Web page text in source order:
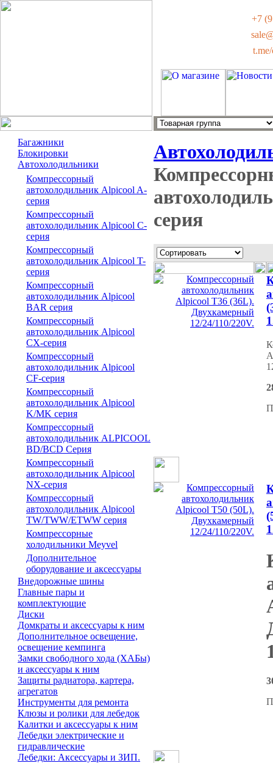
+7
Багажники
Блокировки
Автохолодильники
Компрессорный
автохолодильник Alpicool A-
серия
Компрессорный
автохолодильник Alpicool С-
серия
Компрессорный
автохолодильник Alpicool T-
серия
Компрессорный
автохолодильник Alpicool
BAR серия
Компрессорный
автохолодильник Alpicool
CX-серия
Компрессорный
автохолодильник Alpicool
CF-серия
Компрессорный
автохолодильник Alpicool
K/MK серия
Компрессорный
автохолодильник ALPICOOL
BD/BCD Серия
Компрессорный
автохолодильник Alpicool
NX-серия
Компрессорный
автохолодильник Alpicool
TW/TWW/ETWW серия
Компрессорные
холодильники Meyvel
Дополнительное
оборудование и аксессуары
Внедорожные шины
Главные пары и
комплектующие
Диски
Домкраты и аксессуары к ним
Дополнительное освещение,
освещение кемпинга
Замки свободного хода (ХАБы)
и аксессуары к ним
Защиты радиатора, картера,
агрегатов
Инструменты для ремонта
Клюзы и ролики для лебедок
Калитки и аксессуары к ним
Лебедки электрические и
гидравлические
Лебедки: Аксессуары и ЗИП.
серия